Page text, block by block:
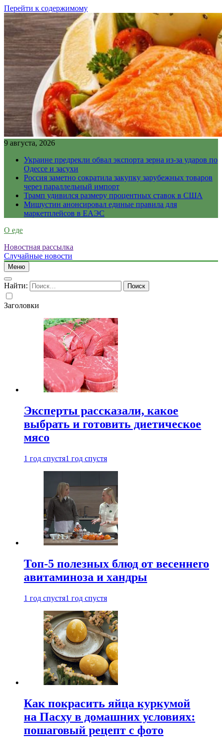
Перейти к содержимому
9 августа, 2026
Украине предрекли обвал экспорта зерна из-за ударов по
Одессе и засухи
Россия заметно сократила закупку зарубежных товаров
через параллельный импорт
Трамп удивился размеру процентных ставок в США
Мишустин анонсировал единые правила для
маркетплейсов в ЕАЭС
О еде
Новостная рассылка
Случайные новости
Меню
Найти:
Заголовки
Эксперты рассказали, какое
выбрать и готовить диетическое
мясо
1 год спустя1 год спустя
Топ-5 полезных блюд от весеннего
авитаминоза и хандры
1 год спустя1 год спустя
Как покрасить яйца куркумой
на Пасху в домашних условиях:
пошаговый рецепт с фото